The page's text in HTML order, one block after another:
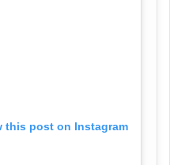
this post on Instagram